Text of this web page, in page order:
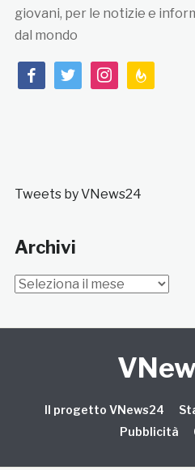
giovani, per le notizie e
dal mondo
facebooktwitterinstagramfeedburner
Tweets by VNews24
Archivi
Archivi
Il progetto VNews24
Pubblicità